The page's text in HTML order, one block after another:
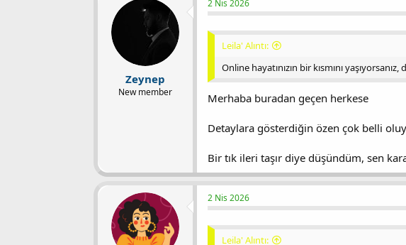
Zeynep
New member
2 Nis 2026
Leila' Alıntı:
Online hayatınızın bir kısmını
Merhaba buradan geçen herkese
Detaylara gösterdiğin özen çok belli
Bir tık ileri taşır diye düşündüm, sen
2 Nis 2026
Leila' Alıntı: